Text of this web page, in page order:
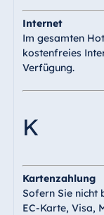
Internet
Im gesamten
kostenfreies
Verfügung.
K
Kartenzahlung
Sofern Sie nicht
EC-Karte, Visa,